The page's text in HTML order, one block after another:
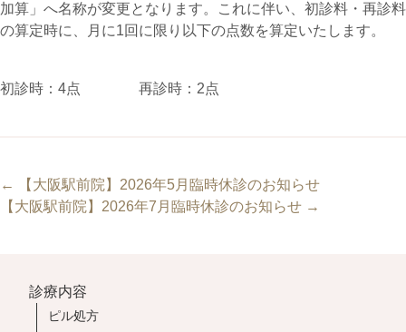
加算」へ名称が変更となります。これに伴い、初診料・再診料
の算定時に、月に1回に限り以下の点数を算定いたします。
初診時：4点 再診時：2点
Post
navigation
← 【大阪駅前院】2026年5月臨時休診のお知らせ
【大阪駅前院】2026年7月臨時休診のお知らせ →
診療内容
ピル処方